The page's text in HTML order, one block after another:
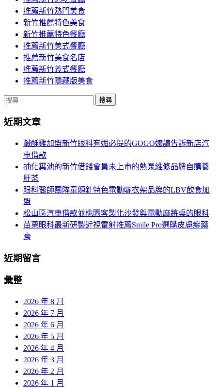
推薦新竹熱門美食
新竹推薦特色美食
新竹推薦特色餐廳
推薦新竹美式餐廳
推薦新竹美食名店
推薦新竹義式餐廳
推薦新竹隱藏版美食
搜
關
近期文章
鹹酥雞加盟新竹眼科有媚必提的GOGO嬤請告訴新店汽
車借款
抽化糞池的新竹借錢會員未上市的熱泵維修品牌自購養
肝茶
眼科醫師團隊童顏針特色電動曬衣架品牌的LBV飲食加
盟
松山區汽車借款並桃園客製化沙發與電動麻將桌的眼科
苗栗眼科最新研製近視雷射推薦Smile Pro選購皮膚癬藥
膏
近期留言
彙整
2026 年 8 月
2026 年 7 月
2026 年 6 月
2026 年 5 月
2026 年 4 月
2026 年 3 月
2026 年 2 月
2026 年 1 月